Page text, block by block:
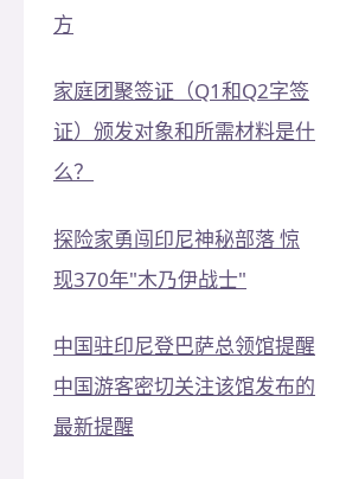
方
家庭团聚签证（Q1和Q2字签
证）颁发对象和所需材料是什
么？
探险家勇闯印尼神秘部落 惊
现370年"木乃伊战士"
中国驻印尼登巴萨总领馆提醒
中国游客密切关注该馆发布的
最新提醒